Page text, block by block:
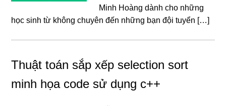
Minh Hoàng dành cho những
học sinh từ không chuyên đến những bạn đội tuyển […]
Thuật toán sắp xếp selection sort
minh họa code sử dụng c++